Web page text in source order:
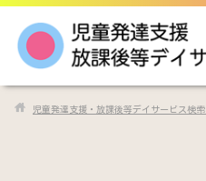
児童発達支援・放課後等デイサービス検索